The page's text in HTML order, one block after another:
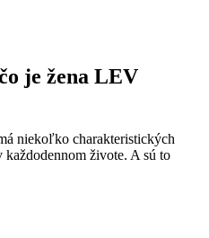
je žena LEV
niekoľko charakteristických
živote. A sú to